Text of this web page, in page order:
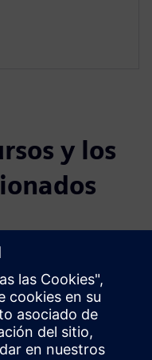
y los
adicionales
demostración
con red de